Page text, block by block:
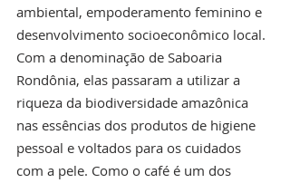
ambiental, empoderamento feminino e
desenvolvimento socioeconômico local.
Com a denominação de Saboaria
Rondônia, elas passaram a utilizar a
riqueza da biodiversidade amazônica
nas essências dos produtos de higiene
pessoal e voltados para os cuidados
com a pele. Como o café é um dos